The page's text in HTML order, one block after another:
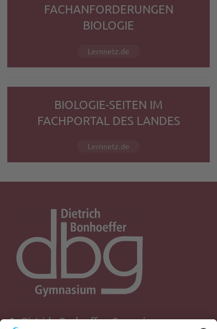
FACHANFORDERUNGEN
BIOLOGIE
Lernnetz.de
BIOLOGIE-SEITEN IM
FACHPORTAL DES LANDES
Lernnetz.de
Dietrich - Bonhoeffer - Gymnasium